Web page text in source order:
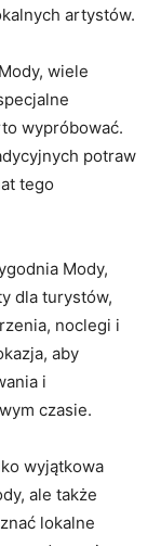
‍artystów.
wiele
wypróbować.
potraw
tego
Mody,
dla turystów,⁣
noclegi i
aby
i
czasie.
wyjątkowa
ale także
lokalne